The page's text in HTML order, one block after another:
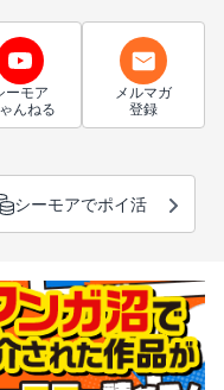
ーモア
んねる
メルマガ
登録
シーモアでポイ活